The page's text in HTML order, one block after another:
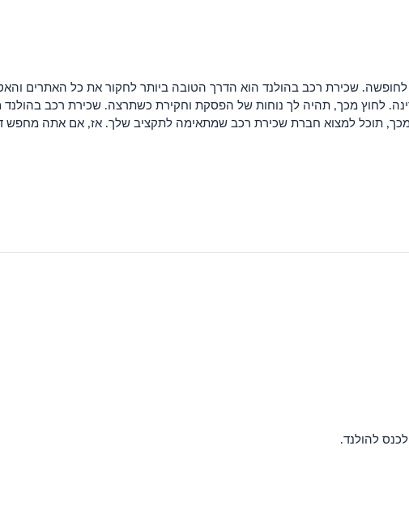
שכירת רכב בהולנד הוא הדרך הטובה ביותר לחקור את כל האתרים
לחוץ מכך, תהיה לך נוחות של הפסקת וחקירת כשתרצה. שכירת רכב בהולנד
מכך, תוכל למצוא חברת שכירת רכב שמתאימה לתקציב שלך. אז, אם אתה מחפש